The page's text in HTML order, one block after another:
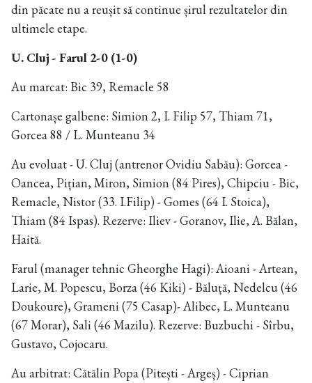
din păcate nu a reușit să continue șirul rezultatelor din
ultimele etape.
U. Cluj - Farul 2-0 (1-0)
Au marcat: Bic 39, Remacle 58
Cartonașe galbene: Simion 2, I. Filip 57, Thiam 71,
Gorcea 88 / L. Munteanu 34
Au evoluat - U. Cluj (antrenor Ovidiu Sabău): Gorcea -
Oancea, Pițian, Miron, Simion (84 Pires), Chipciu - Bic,
Remacle, Nistor (33. I.Filip) - Gomes (64 I. Stoica),
Thiam (84 Ispas). Rezerve: Iliev - Goranov, Ilie, A. Bălan,
Haită.
Farul (manager tehnic Gheorghe Hagi): Aioani - Artean,
Larie, M. Popescu, Borza (46 Kiki) - Băluță, Nedelcu (46
Doukoure), Grameni (75 Casap)- Alibec, L. Munteanu
(67 Morar), Sali (46 Mazilu). Rezerve: Buzbuchi - Sîrbu,
Gustavo, Cojocaru.
Au arbitrat: Cătălin Popa (Pitești - Argeș) - Ciprian